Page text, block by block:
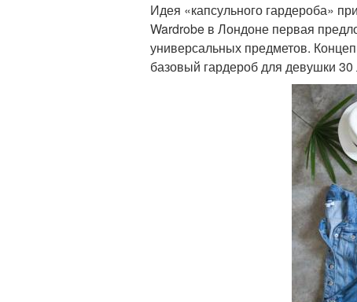
Идея «капсульного гардероба»
Wardrobe в Лондоне первая
универсальных предметов.
базовый гардероб для девушки